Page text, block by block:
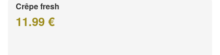
Crêpe fresh
11.99 €